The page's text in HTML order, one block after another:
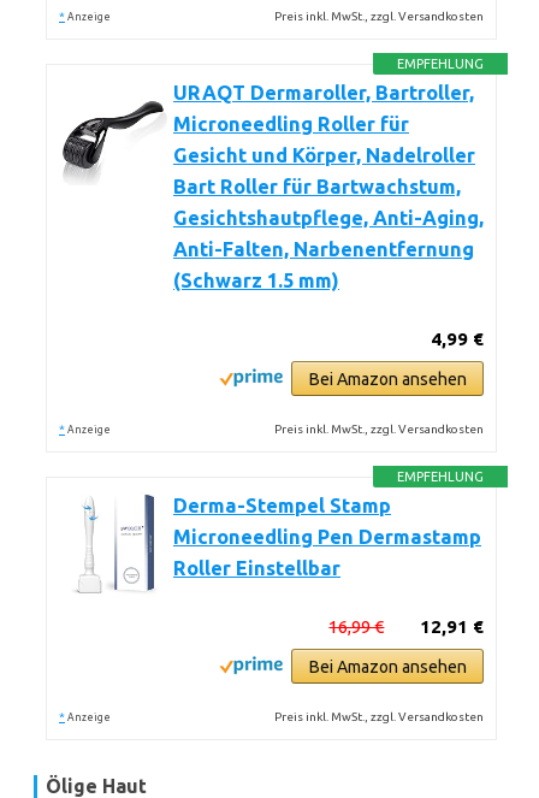
* Anzeige Preis inkl. MwSt., zzgl. Versandkosten
EMPFEHLUNG
URAQT Dermaroller, Bartroller,
Microneedling Roller für
Gesicht und Körper, Nadelroller
Bart Roller für Bartwachstum,
Gesichtshautpflege, Anti-Aging,
Anti-Falten, Narbenentfernung
(Schwarz 1.5 mm)
4,99 €
Bei Amazon ansehen
* Anzeige Preis inkl. MwSt., zzgl. Versandkosten
EMPFEHLUNG
Derma-Stempel Stamp
Microneedling Pen Dermastamp
Roller Einstellbar
12,91 €
16,99 €
Bei Amazon ansehen
* Anzeige Preis inkl. MwSt., zzgl. Versandkosten
Ölige Haut